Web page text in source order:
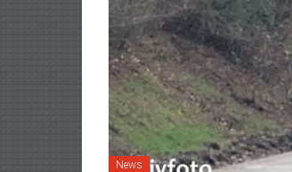
News